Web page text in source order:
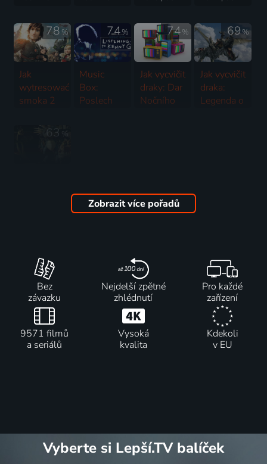
78 %
Jak
wytresować
smoka 2
74%
Music
Box:
Poslech
74%
Jak vycvičit
draky: Dar
Nočního
69%
Jak vycvičit
draka:
Legenda o
63
Zobrazit více pořadů
Bez
závazku
Nejdelší zpětné
zhlédnutí
Pro každé
zařízení
9571 filmů
a seriálů
Vysoká
kvalita
Kdekoli
v EU
Vyberte si Lepší.TV balíček